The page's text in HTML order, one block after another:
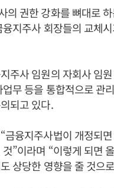
의 권한 강화를 뼈대로
지주사 회장들의 교체
주사 임원의 자회사 임
업무 등을 통합적으로
되고 있다.
금융지주사법이 개정되
”이라며 “이렇게 되면
상당한 영향을 줄 것으